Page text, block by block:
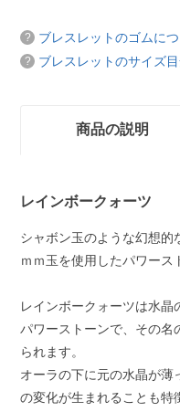
ブレスレットのゴムに
ブレスレットのサイズ
商品の説明
レインボークォーツ
シャボン玉のような幻想
ｍｍ玉を使用したパワース
レインボークォーツは水晶
パワーストーンで、その名
られます。
オーラの下に元の水晶が薄
の変化が生まれることも特